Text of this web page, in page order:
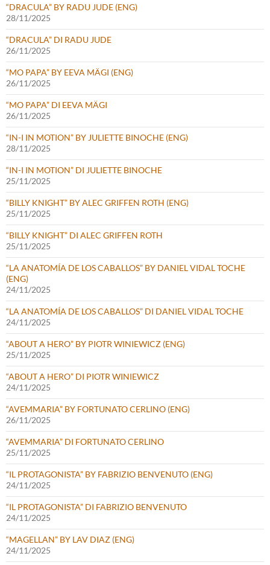
“DRACULA” BY RADU JUDE (ENG)
28/11/2025
“DRACULA” DI RADU JUDE
26/11/2025
“MO PAPA” BY EEVA MÄGI (ENG)
26/11/2025
“MO PAPA” DI EEVA MÄGI
26/11/2025
“IN-I IN MOTION” BY JULIETTE BINOCHE (ENG)
28/11/2025
“IN-I IN MOTION” DI JULIETTE BINOCHE
25/11/2025
“BILLY KNIGHT” BY ALEC GRIFFEN ROTH (ENG)
25/11/2025
“BILLY KNIGHT” DI ALEC GRIFFEN ROTH
25/11/2025
“LA ANATOMÍA DE LOS CABALLOS” BY DANIEL VIDAL TOCHE
(ENG)
24/11/2025
“LA ANATOMÍA DE LOS CABALLOS” DI DANIEL VIDAL TOCHE
24/11/2025
“ABOUT A HERO” BY PIOTR WINIEWICZ (ENG)
25/11/2025
“ABOUT A HERO” DI PIOTR WINIEWICZ
24/11/2025
“AVEMMARIA” BY FORTUNATO CERLINO (ENG)
26/11/2025
“AVEMMARIA” DI FORTUNATO CERLINO
25/11/2025
“IL PROTAGONISTA” BY FABRIZIO BENVENUTO (ENG)
24/11/2025
“IL PROTAGONISTA” DI FABRIZIO BENVENUTO
24/11/2025
“MAGELLAN” BY LAV DIAZ (ENG)
24/11/2025